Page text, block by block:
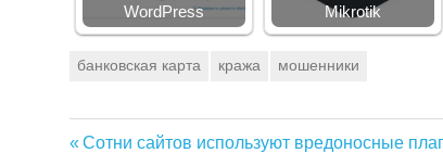
WordPress
Mikrotik
банковская карта кража мошенники
Предыдущая
Сотни сайтов используют вредоносные